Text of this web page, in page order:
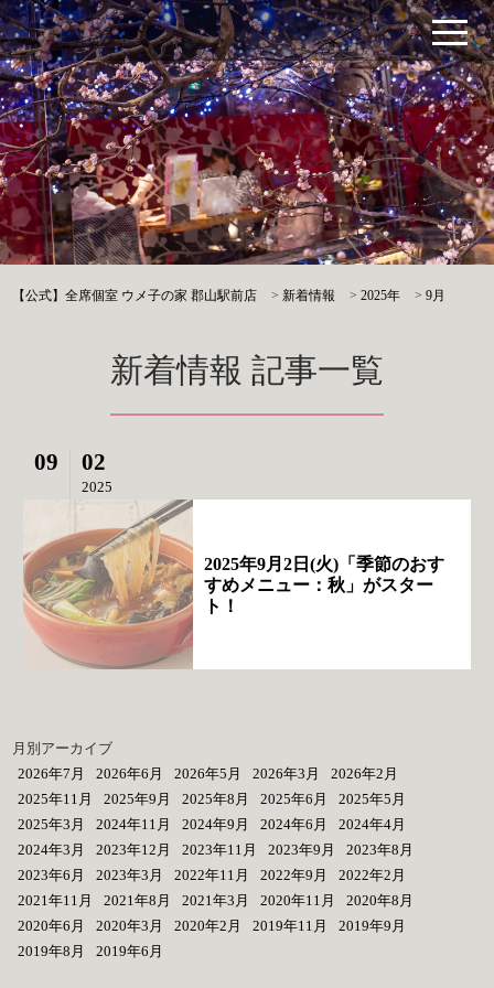
【公式】全席個室 ウメ子の家 郡山駅前店 >新着情報 >2025年 >9月
新着情報 記事一覧
09 02
2025
2025年9月2日(火)「季節のおす
すめメニュー：秋」がスター
ト！
月別アーカイブ
2026年7月
2026年6月 2026年5月 2026年3月
2026年2月
2025年11月
2025年9月 2025年8月 2025年6月
2025年5月
2025年3月
2024年11月 2024年9月 2024年6月
2024年4月
2024年3月
2023年12月 2023年11月 2023年9月
2023年8月
2023年6月
2023年3月 2022年11月 2022年9月
2022年2月
2021年11月
2021年8月 2021年3月 2020年11月
2020年8月
2020年6月
2020年3月 2020年2月 2019年11月
2019年9月
2019年8月
2019年6月